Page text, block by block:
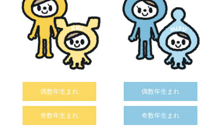
偶数年生まれ
奇数年生まれ
偶数年生まれ
奇数年生まれ